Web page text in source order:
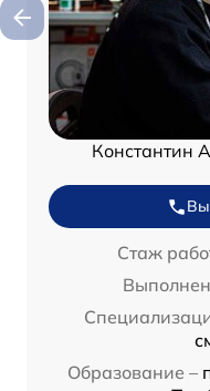
Константин
Стаж
Образование –